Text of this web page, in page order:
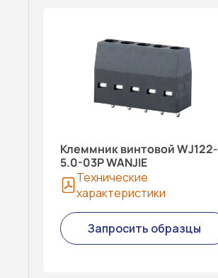
Клеммник винтовой WJ122-
5.0-03P WANJIE
Технические
характеристики
Запросить образцы